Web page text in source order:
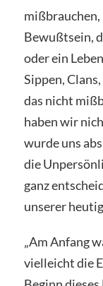
mißbrauchen,
Bewußtsein,
oder ein
Sippen,
das nicht
haben wir
wurde uns
die
ganz
unserer
„Am Anfang
vielleicht die